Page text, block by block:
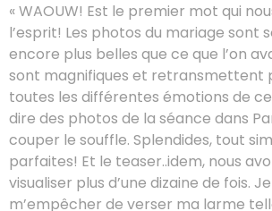
« WAOUW! Est le premier mot qui
l’esprit! Les photos du mariage sont
encore plus belles que ce que l’on
sont magnifiques et retransmettent
toutes les différentes émotions de
dire des photos de la séance dans
couper le souffle. Splendides, tout
parfaites! Et le teaser..idem, nous
visualiser plus d’une dizaine de fois.
m’empêcher de verser ma larme